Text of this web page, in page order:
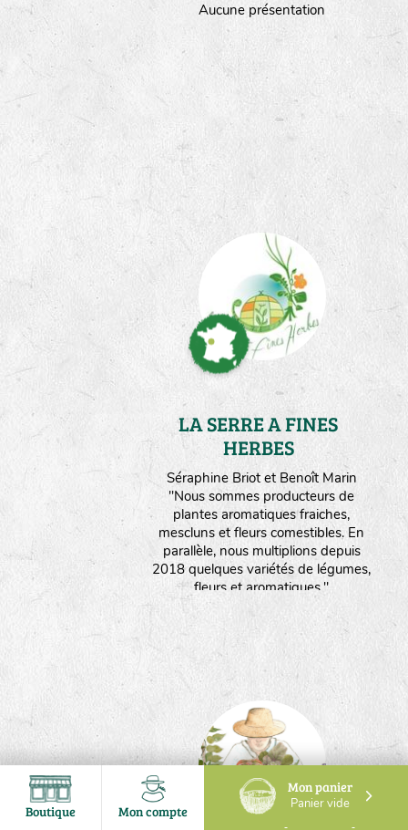
Boutique Mon compte
Mon panier
Panier vide
Aucune présentation
Séraphine Briot et Benoît Marin
"Nous sommes producteurs de
plantes aromatiques fraiches,
mescluns et fleurs comestibles. En
parallèle, nous multiplions depuis
2018 quelques variétés de légumes,
fleurs et aromatiques."
LA SERRE A FINES
HERBES
Maine et Loire